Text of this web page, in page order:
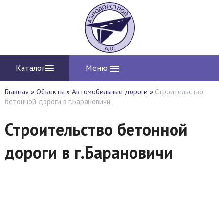
Каталог Меню
Главная » Объекты » Автомобильные дороги » Строительство
бетонной дороги в г.Барановичи
Строительство бетонной
дороги в г.Барановичи